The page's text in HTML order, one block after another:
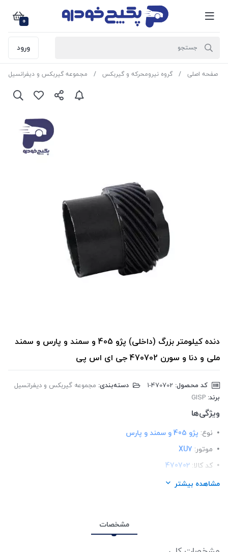
0
ورود
صفحه اصلی گروه نیرومحرکه و گیربکس مجموعه گیربکس و دیفرانسیل
دنده کیلومتر بزرگ (داخلی) پژو 405 و سمند و پارس و سمند
ملی و دنا و سورن 470702 جی ای اس پی
کد محصول: دسته‌بندی: مجموعه گیربکس و دیفرانسیل
برند: GISP
ویژگی‌ها
نوع: پژو 405 و سمند و پارس
موتور: XU7
کد کالا: 470702
لیست محصولات:
مشاهده بیشتر
مشخصات